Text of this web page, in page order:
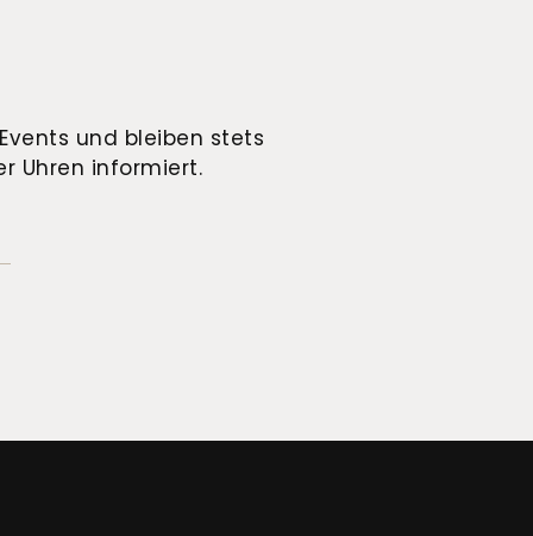
und bleiben stets
Uhren informiert.